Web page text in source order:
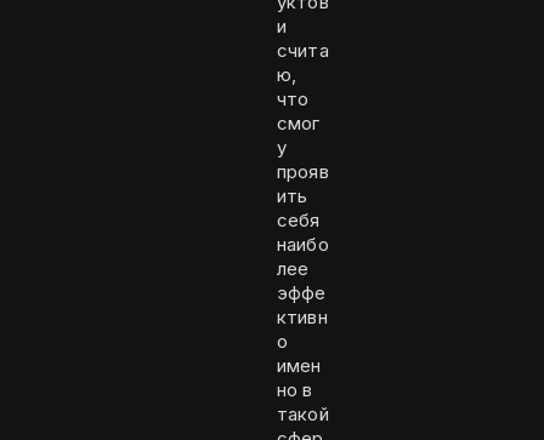
и
счита
ю,
что
смог
у
прояв
ить
себя
наибо
лее
эффе
ктивн
о
имен
но в
такой